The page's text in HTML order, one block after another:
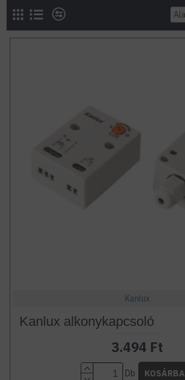
Kanlux
Kanlux alkonykapcsoló
3.494 Ft
Db KOSÁRBA